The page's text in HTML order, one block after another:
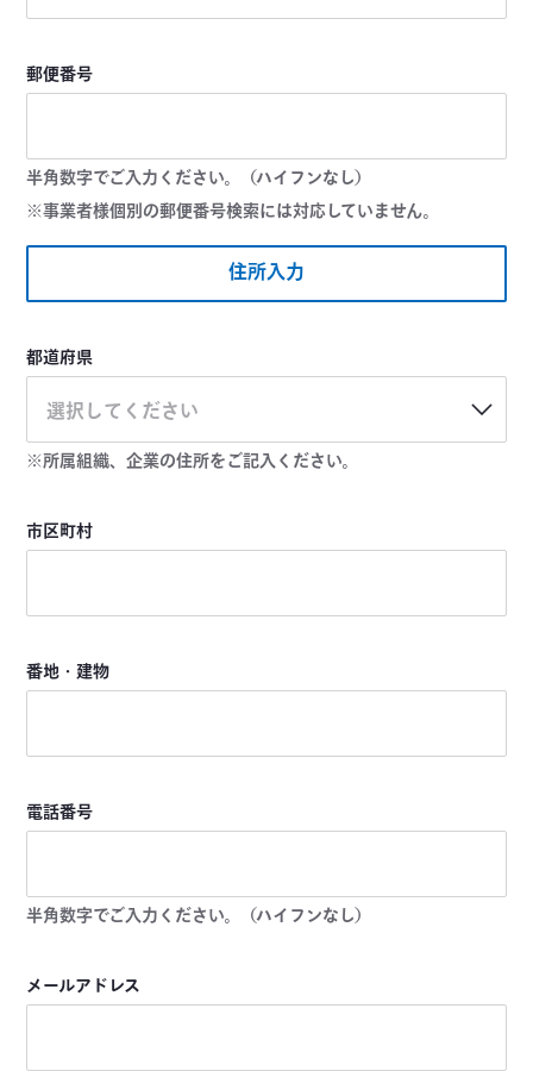
郵便番号
半角数字でご入力ください。（ハイフンなし）
※事業者様個別の郵便番号検索には対応していません。
住所入力
都道府県
選択してください
※所属組織、企業の住所をご記入ください。
市区町村
番地・建物
電話番号
半角数字でご入力ください。（ハイフンなし）
メールアドレス